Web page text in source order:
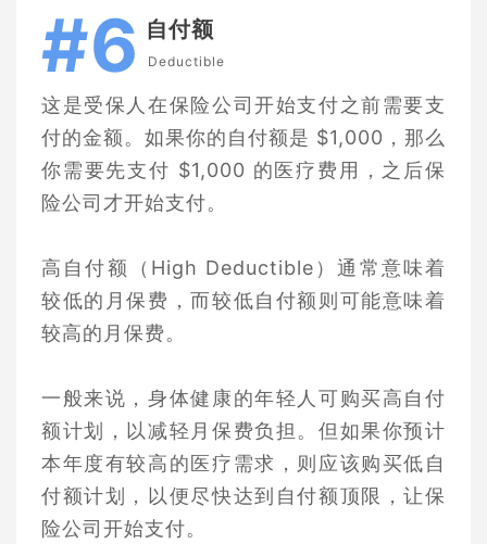
#6 自付额
Deductible
这是受保人在保险公司开始支付之前需要支
付的金额。如果你的自付额是 $1,000，那么
你需要先支付 $1,000 的医疗费用，之后保
险公司才开始支付。
高自付额（High Deductible）通常意味着
较低的月保费，而较低自付额则可能意味着
较高的月保费。
一般来说，身体健康的年轻人可购买高自付
额计划，以减轻月保费负担。但如果你预计
本年度有较高的医疗需求，则应该购买低自
付额计划，以便尽快达到自付额顶限，让保
险公司开始支付。